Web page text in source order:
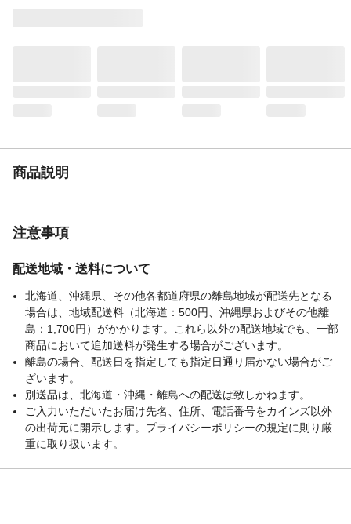
商品説明
注意事項
配送地域・送料について
北海道、沖縄県、その他各都道府県の離島地域が配送先となる
場合は、地域配送料（北海道：500円、沖縄県およびその他離
島：1,700円）がかかります。これら以外の配送地域でも、一部
商品において追加送料が発生する場合がございます。
離島の場合、配送日を指定しても指定日通り届かない場合がご
ざいます。
別送品は、北海道・沖縄・離島への配送は致しかねます。
ご入力いただいたお届け先名、住所、電話番号をカインズ以外
の出荷元に開示します。プライバシーポリシーの規定に則り厳
重に取り扱います。